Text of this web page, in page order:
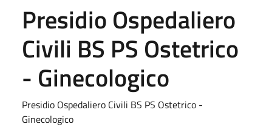
Presidio Ospedaliero
Civili BS PS Ostetrico
- Ginecologico
Presidio Ospedaliero Civili BS PS Ostetrico -
Ginecologico